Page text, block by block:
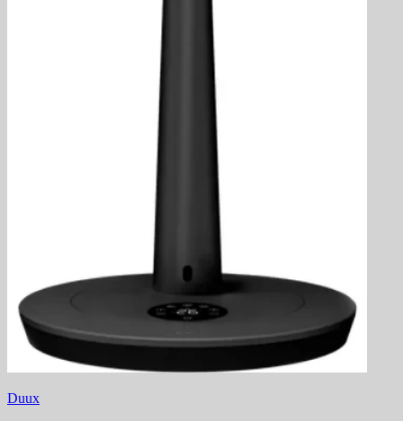
Duux